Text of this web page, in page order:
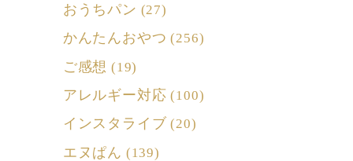
おうちパン (27)
かんたんおやつ (256)
ご感想 (19)
アレルギー対応 (100)
インスタライブ (20)
エヌぱん (139)